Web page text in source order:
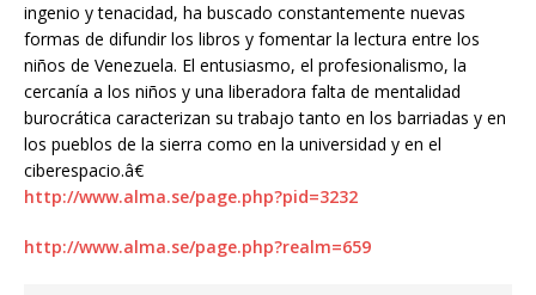
ingenio y tenacidad, ha buscado constantemente nuevas
formas de difundir los libros y fomentar la lectura entre los
niños de Venezuela. El entusiasmo, el profesionalismo, la
cercanía a los niños y una liberadora falta de mentalidad
burocrática caracterizan su trabajo tanto en los barriadas y en
los pueblos de la sierra como en la universidad y en el
ciberespacio.â€
http://www.alma.se/page.php?pid=3232
http://www.alma.se/page.php?realm=659